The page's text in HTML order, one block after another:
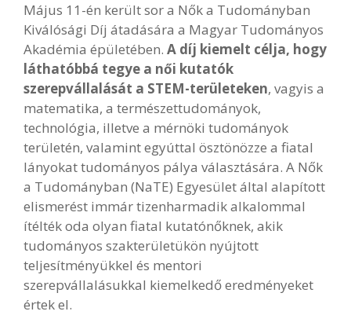
Május 11-én került sor a Nők a Tudományban
Kiválósági Díj átadására a Magyar Tudományos
Akadémia épületében. A díj kiemelt célja, hogy
láthatóbbá tegye a női kutatók
szerepvállalását a STEM-területeken, vagyis a
matematika, a természettudományok,
technológia, illetve a mérnöki tudományok
területén, valamint egyúttal ösztönözze a fiatal
lányokat tudományos pálya választására. A Nők
a Tudományban (NaTE) Egyesület által alapított
elismerést immár tizenharmadik alkalommal
ítélték oda olyan fiatal kutatónőknek, akik
tudományos szakterületükön nyújtott
teljesítményükkel és mentori
szerepvállalásukkal kiemelkedő eredményeket
értek el.